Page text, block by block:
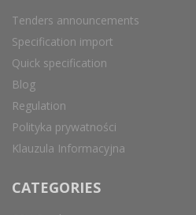
Tenders announcements
Specification import
Quick specification
Blog
Regulation
Polityka prywatności
Klauzula Informacyjna
CATEGORIES